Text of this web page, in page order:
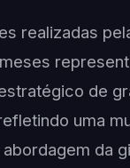
realizadas
de
uma
da